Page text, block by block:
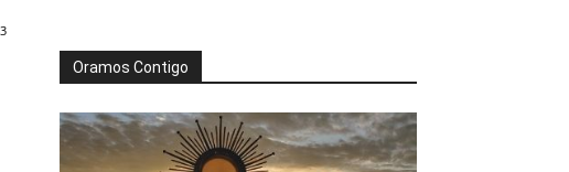
Oramos Contigo